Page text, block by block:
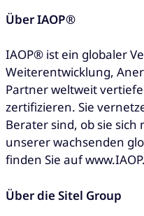
Über IAOP®
IAOP® ist ein globaler
Weiterentwicklung,
Partner weltweit
zertifizieren. Sie
Berater sind, ob sie
unserer wachsenden
finden Sie auf
Über die Sitel Group